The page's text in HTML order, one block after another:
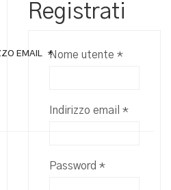
EMAIL *
Registrati
Nome utente *Richiesto
Indirizzo email *
Password *Richiesto